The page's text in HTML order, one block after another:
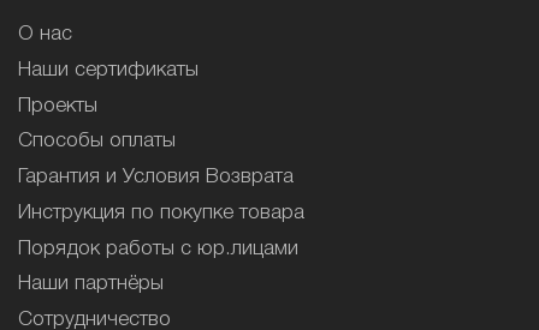
О нас
Наши сертификаты
Проекты
Способы оплаты
Гарантия и Условия Возврата
Инструкция по покупке товара
Порядок работы с юр.лицами
Наши партнёры
Сотрудничество